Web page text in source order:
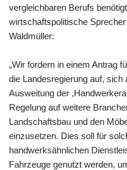
vergleichbaren Berufs
wirtschaftspolitische
Waldmüller:
„Wir fordern in einem Antrag
die Landesregierung auf, sich
Ausweitung der
Regelung auf weitere
Landschaftsbau und den
einzusetzen. Dies soll für
handwerksähnlichen
Fahrzeuge genutzt werden,